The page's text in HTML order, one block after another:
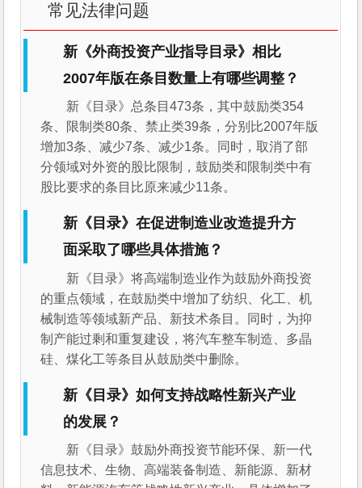
常见法律问题
新《外商投资产业指导目录》相比
2007年版在条目数量上有哪些调整？
新《目录》总条目473条，其中鼓励类354
条、限制类80条、禁止类39条，分别比2007年版
增加3条、减少7条、减少1条。同时，取消了部
分领域对外资的股比限制，鼓励类和限制类中有
股比要求的条目比原来减少11条。
新《目录》在促进制造业改造提升方
面采取了哪些具体措施？
新《目录》将高端制造业作为鼓励外商投资
的重点领域，在鼓励类中增加了纺织、化工、机
械制造等领域新产品、新技术条目。同时，为抑
制产能过剩和重复建设，将汽车整车制造、多晶
硅、煤化工等条目从鼓励类中删除。
新《目录》如何支持战略性新兴产业
的发展？
新《目录》鼓励外商投资节能环保、新一代
信息技术、生物、高端装备制造、新能源、新材